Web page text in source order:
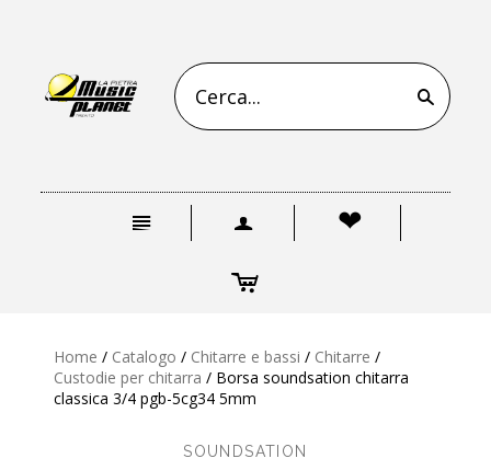
s
n a ❤
c
Home / Catalogo / Chitarre e bassi / Chitarre /
Custodie per chitarra / Borsa soundsation chitarra
classica 3/4 pgb-5cg34 5mm
SOUNDSATION